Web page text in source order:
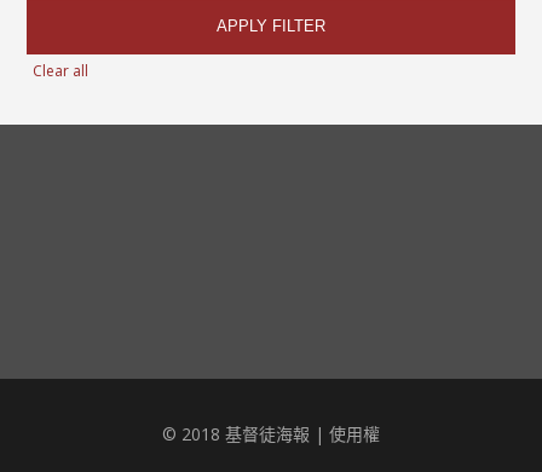
APPLY FILTER
Clear all
© 2018 基督徒海報 | 使用權